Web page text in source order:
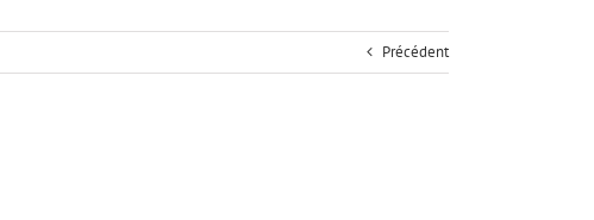
Précédent